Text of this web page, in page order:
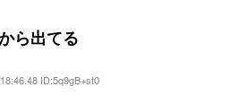
ら出てる
ID:5q9gB+st0